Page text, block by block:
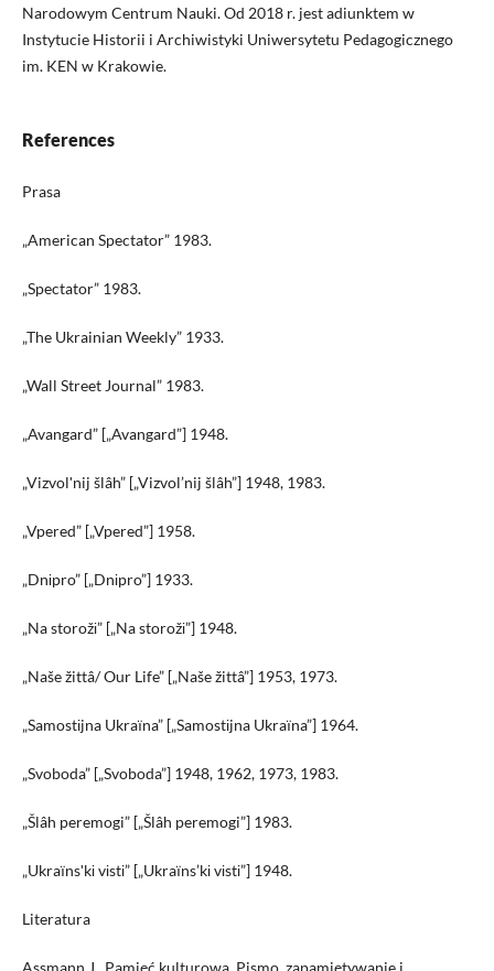
Narodowym Centrum Nauki. Od 2018 r. jest adiunktem w
Instytucie Historii i Archiwistyki Uniwersytetu Pedagogicznego
im. KEN w Krakowie.
References
Prasa
„American Spectator” 1983.
„Spectator” 1983.
„The Ukrainian Weekly” 1933.
„Wall Street Journal” 1983.
„Avangard” [„Avangard”] 1948.
„Vizvolʹnij šlâh” [„Vizvol’nij šlâh”] 1948, 1983.
„Vpered” [„Vpered”] 1958.
„Dnіpro” [„Dnіpro”] 1933.
„Na storožі” [„Na storožі”] 1948.
„Naše žittâ/ Our Life” [„Naše žittâ”] 1953, 1973.
„Samostіjna Ukraїna” [„Samostіjna Ukraїna”] 1964.
„Svoboda” [„Svoboda”] 1948, 1962, 1973, 1983.
„Šlâh peremogi” [„Šlâh peremogi”] 1983.
„Ukraїnsʹkі vіstі” [„Ukraїns’kі vіstі”] 1948.
Literatura